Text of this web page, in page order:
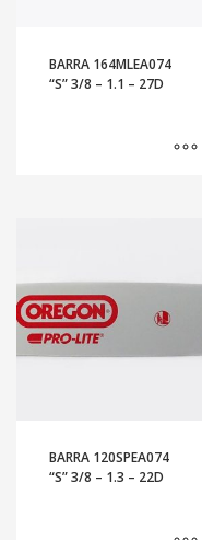
BARRA 164MLEA074
“S” 3/8 – 1.1 – 27D
BARRA 120SPEA074
“S” 3/8 – 1.3 – 22D